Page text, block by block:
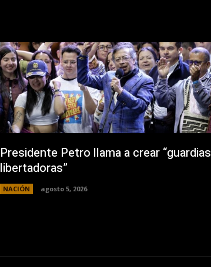
Presidente Petro llama a crear “guardias
libertadoras”
NACIÓN agosto 5, 2026